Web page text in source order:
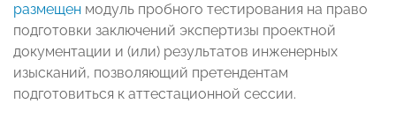
размещен модуль пробного тестирования на право
подготовки заключений экспертизы проектной
документации и (или) результатов инженерных
изысканий, позволяющий претендентам
подготовиться к аттестационной сессии.